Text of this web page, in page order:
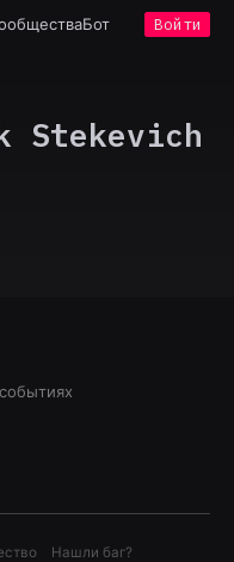
Бот Войти
Stekevich
Нашли баг?